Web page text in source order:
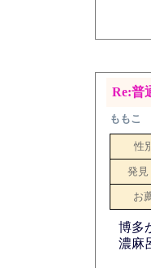
Re:普
ももこ
性
発見
お
博多
濃麻